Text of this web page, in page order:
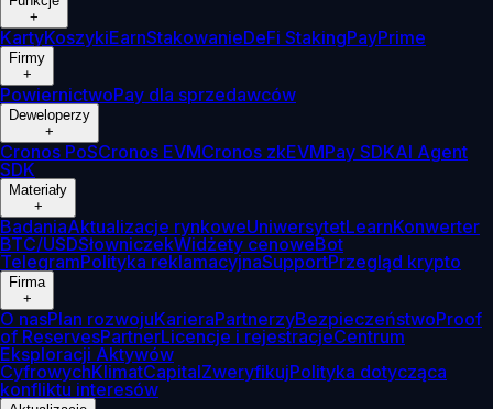
+
KartyKoszykiEarnStakowanieDeFi StakingPayPrime
Firmy
+
PowiernictwoPay dla sprzedawców
Deweloperzy
+
Cronos PoSCronos EVMCronos zkEVMPay SDKAI Agent
SDK
Materiały
+
BadaniaAktualizacje rynkoweUniwersytetLearnKonwerter
BTC/USDSłowniczekWidżety cenoweBot
TelegramPolityka reklamacyjnaSupportPrzegląd krypto
Firma
+
O nasPlan rozwojuKarieraPartnerzyBezpieczeństwoProof
of ReservesPartnerLicencje i rejestracjeCentrum
Eksploracji Aktywów
CyfrowychKlimatCapitalZweryfikujPolityka dotycząca
konfliktu interesów